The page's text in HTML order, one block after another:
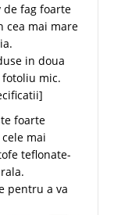
fag foarte
cea mai mare
in doua
mic.
foarte
mai
teflonate-
pentru a va